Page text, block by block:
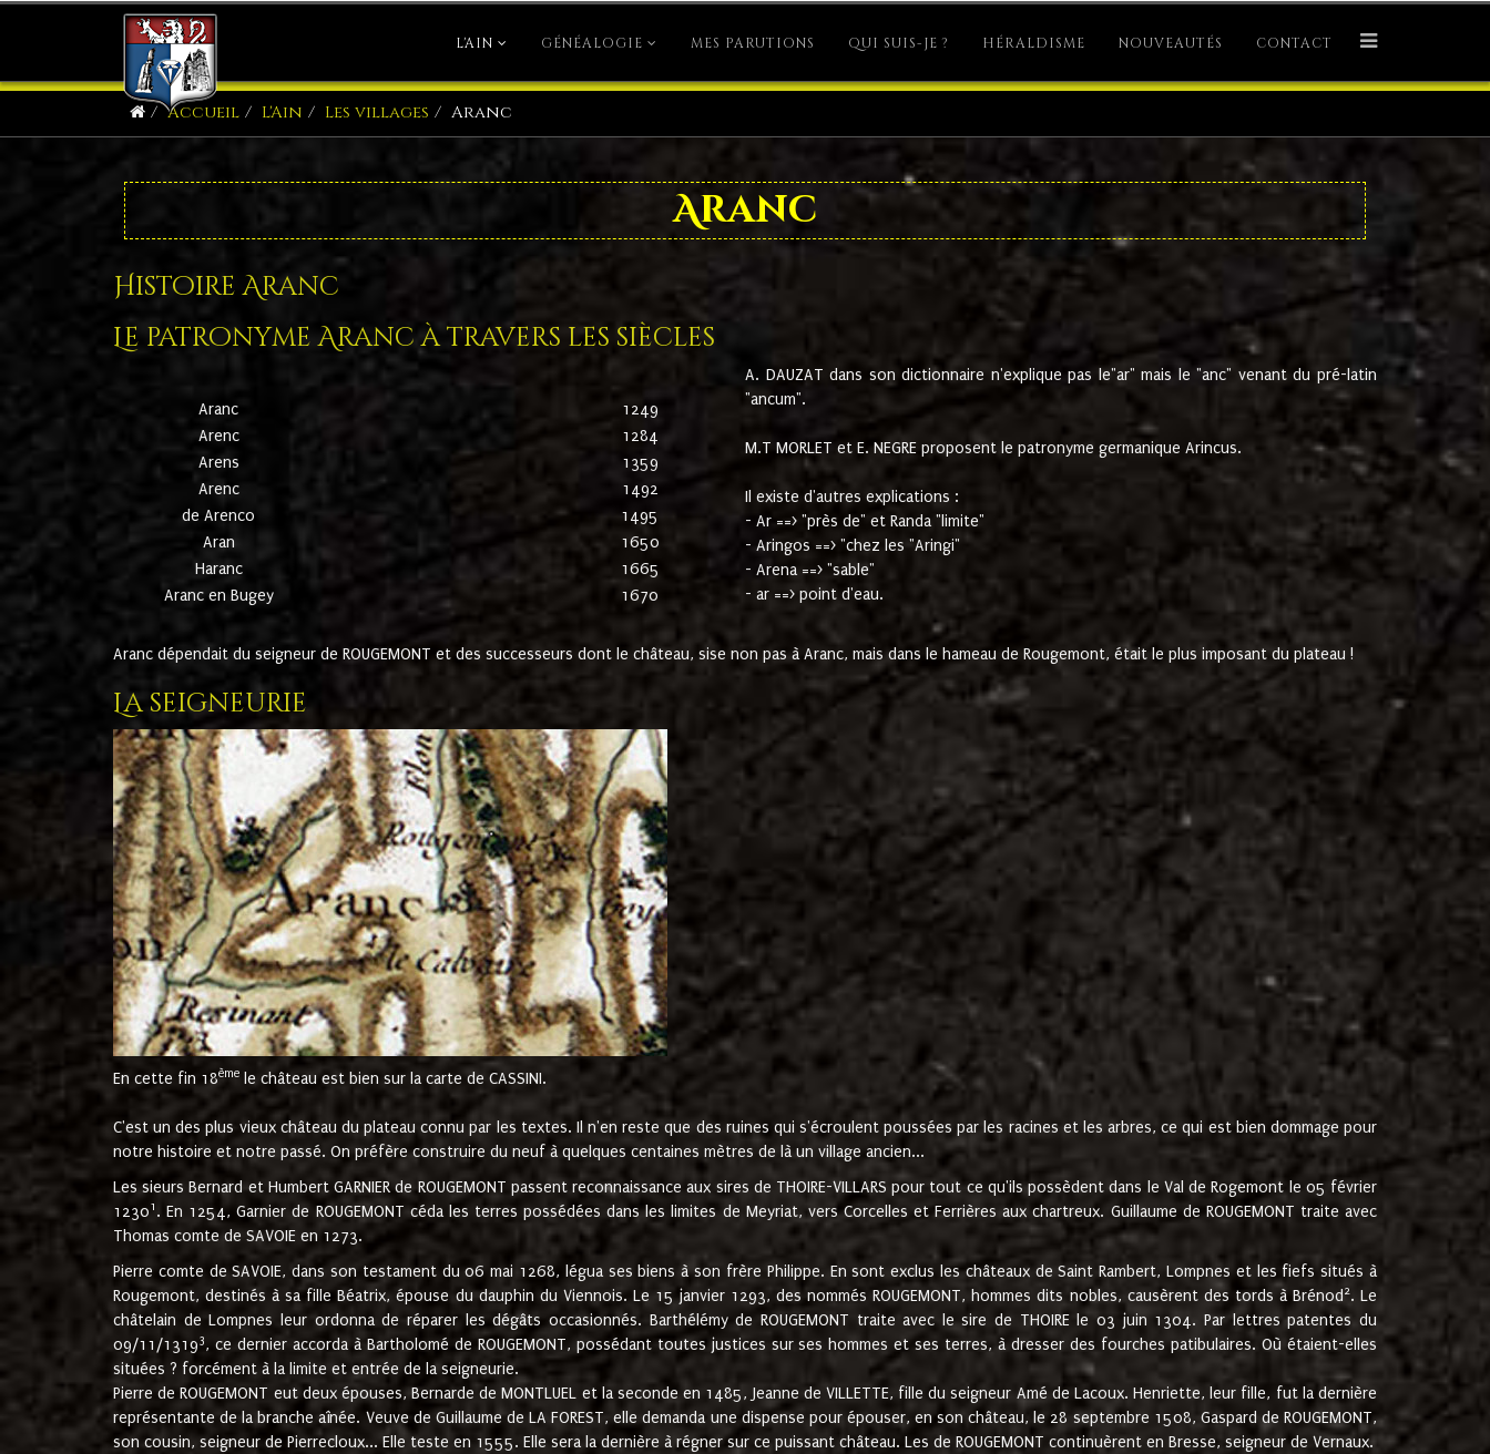
L'AIN GÉNÉALOGIE MES PARUTIONS QUI SUIS-JE ? HÉRALDISME NOUVEAUTÉS CONTACT
Accueil L'Ain Les villages Aranc
Aranc
Histoire Aranc
Le patronyme Aranc à travers les siècles
Aranc
1249
Arenc
1284
Arens
1359
Arenc
1492
de Arenco
1495
Aran
1650
Haranc
1665
Aranc en Bugey
1670
A. DAUZAT dans son dictionnaire n'explique pas le"ar" mais le "anc" venant du pré-latin
"ancum".
M.T MORLET et E. NEGRE proposent le patronyme germanique Arincus.
Il existe d'autres explications :
- Ar ==> "près de" et Randa "limite"
- Aringos ==> "chez les "Aringi"
- Arena ==> "sable"
- ar ==> point d'eau.
Aranc dépendait du seigneur de ROUGEMONT et des successeurs dont le château, sise non pas à Aranc, mais dans le hameau de Rougemont, était le plus imposant du plateau !
La seigneurie
En cette fin 18ème le château est bien sur la carte de CASSINI.
C'est un des plus vieux château du plateau connu par les textes. Il n'en reste que des ruines qui s'écroulent poussées par les racines et les arbres, ce qui est bien dommage pour
notre histoire et notre passé. On préfère construire du neuf à quelques centaines mètres de là un village ancien...
Les sieurs Bernard et Humbert GARNIER de ROUGEMONT passent reconnaissance aux sires de THOIRE-VILLARS pour tout ce qu'ils possèdent dans le Val de Rogemont le 05 février
12301 . En 1254, Garnier de ROUGEMONT céda les terres possédées dans les limites de Meyriat, vers Corcelles et Ferrières aux chartreux. Guillaume de ROUGEMONT traite avec
Thomas comte de SAVOIE en 1273.
Pierre comte de SAVOIE, dans son testament du 06 mai 1268, légua ses biens à son frère Philippe. En sont exclus les châteaux de Saint Rambert, Lompnes et les fiefs situés à
Rougemont, destinés à sa fille Béatrix, épouse du dauphin du Viennois. Le 15 janvier 1293, des nommés ROUGEMONT, hommes dits nobles, causèrent des tords à Brénod 2. Le
châtelain de Lompnes leur ordonna de réparer les dégâts occasionnés. Barthélémy de ROUGEMONT traite avec le sire de THOIRE le 03 juin 1304. Par lettres patentes du
09/11/13193, ce dernier accorda à Bartholomé de ROUGEMONT, possédant toutes justices sur ses hommes et ses terres, à dresser des fourches patibulaires. Où étaient-elles
situées ? forcément à la limite et entrée de la seigneurie.
Pierre de ROUGEMONT eut deux épouses, Bernarde de MONTLUEL et la seconde en 1485, Jeanne de VILLETTE, fille du seigneur Amé de Lacoux. Henriette, leur fille, fut la dernière
représentante de la branche aînée. Veuve de Guillaume de LA FOREST, elle demanda une dispense pour épouser, en son château, le 28 septembre 1508, Gaspard de ROUGEMONT,
son cousin, seigneur de Pierrecloux... Elle teste en 1555. Elle sera la dernière à régner sur ce puissant château. Les de ROUGEMONT continuèrent en Bresse, seigneur de Vernaux.